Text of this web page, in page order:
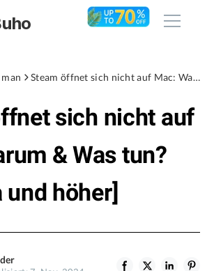
Steam öffnet sich nicht auf Mac: Warum & Was tun? [Ventura und höher]
sich nicht auf
& Was tun?
und höher]